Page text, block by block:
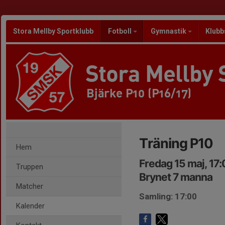
Stora Mellby Sportklubb Fotboll Gymnastik
Stora Mellby
Bjärke P10 (P16/17)
Hem
Truppen
Matcher
Kalender
Träning P10
Fredag 15 maj,
Brynet 7 manna
Samling: 17:00